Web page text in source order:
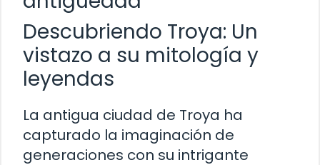
Descubriendo Troya: Un
vistazo a su mitología y
leyendas
La antigua ciudad de Troya ha
capturado la imaginación de
generaciones con su intrigante